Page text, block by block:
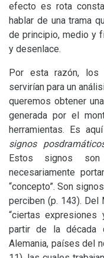
efecto es rota
hablar de una trama
de principio, medio y
y desenlace.
Por esta razón, los
servirían para un
queremos obtener
generada por el
herramientas. Es
signos
Estos signos
necesariamente
“concepto”. Son
perciben (p. 143). Del
“ciertas
partir de la década
Alemania, países del